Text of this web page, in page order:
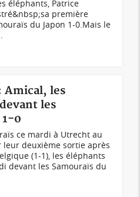
éléphants, Patrice
première
du Japon 1-0.Mais le
Amical, les
les
1-0
ce mardi à Utrecht au
leur deuxième sortie après
(1-1), les éléphants
devant les Samouraïs du